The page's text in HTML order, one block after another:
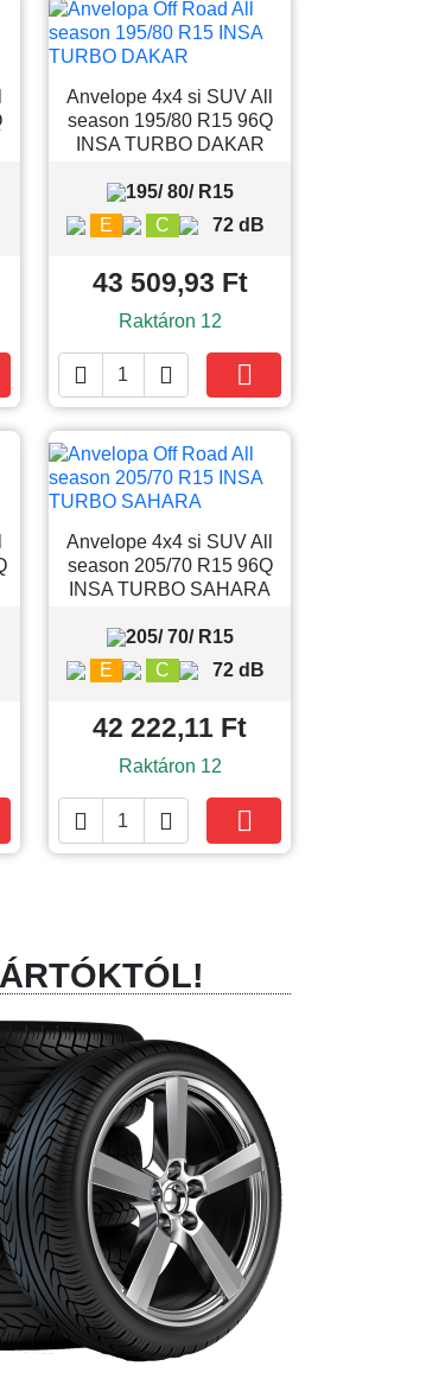
Anvelope 4x4 si SUV All
season 195/80 R15 96Q
INSA TURBO DAKAR
195/ 80/ R15
E
C 72 dB
43 509,93 Ft
Raktáron 12
  
Anvelope 4x4 si SUV All
season 205/70 R15 96Q
INSA TURBO SAHARA
205/ 70/ R15
E
C 72 dB
42 222,11 Ft
Raktáron 12
  